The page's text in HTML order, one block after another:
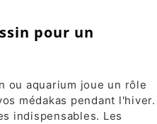
pour un
ou aquarium joue un rôle
médakas pendant l'hiver.
indispensables. Les